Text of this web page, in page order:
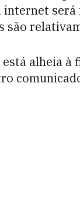
será
são
alheia à